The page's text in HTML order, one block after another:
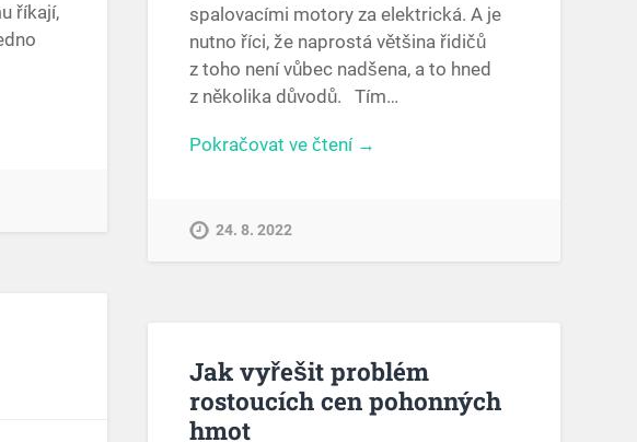
říkají,
spalovacími motory za elektrická. A je
nutno říci, že naprostá většina řidičů
z toho není vůbec nadšena, a to hned
z několika důvodů. Tím…
Pokračovat ve čtení →
24. 8. 2022
Jak vyřešit problém
rostoucích cen pohonných
hmot